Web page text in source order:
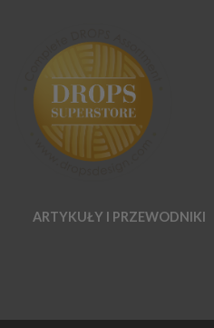
ARTYKUŁY I PRZEWODNIKI